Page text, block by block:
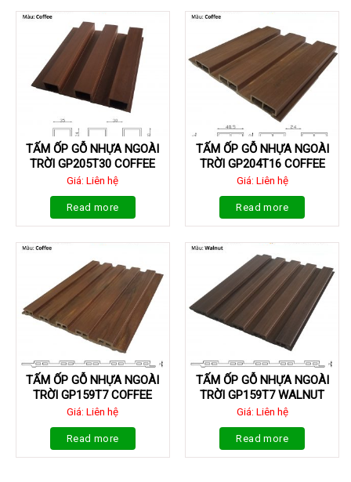
TẤM ỐP GỖ NHỰA NGOÀI
TRỜI GP205T30 COFFEE
Giá: Liên hệ
Read more
TẤM ỐP GỖ NHỰA NGOÀI
TRỜI GP204T16 COFFEE
Giá: Liên hệ
Read more
TẤM ỐP GỖ NHỰA NGOÀI
TRỜI GP159T7 COFFEE
Giá: Liên hệ
Read more
TẤM ỐP GỖ NHỰA NGOÀI
TRỜI GP159T7 WALNUT
Giá: Liên hệ
Read more